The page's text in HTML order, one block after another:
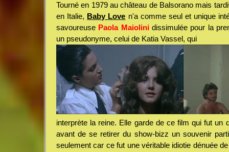
Tourné en 1979 au château de Balsorano mais
en Italie, Baby Love n'a comme seul et unique
savoureuse Paola Maiolinidissimulée pour la
un pseudonyme, celui de Katia Vassel, qui
interprète la reine. Elle garde de ce film qui fut un
avant de se retirer du show-bizz un souvenir
seulement car ce fut une véritable idiotie dénuée